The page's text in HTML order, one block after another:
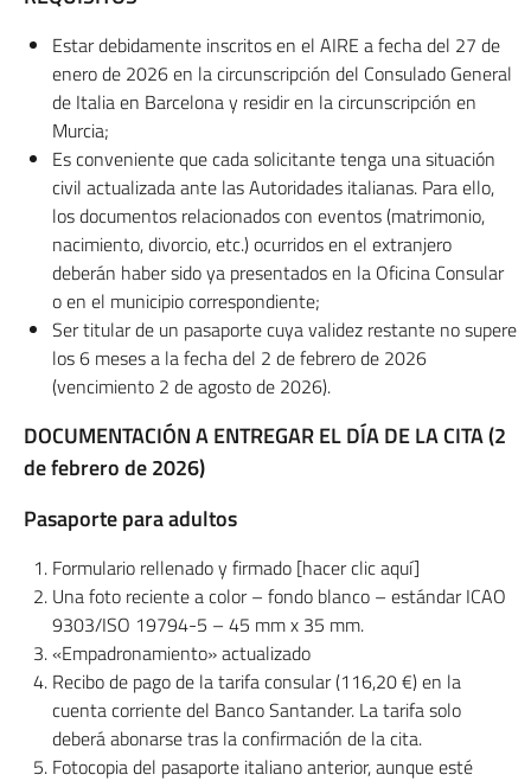
Estar debidamente inscritos en el AIRE a fecha del 27 de
enero de 2026 en la circunscripción del Consulado General
de Italia en Barcelona y residir en la circunscripción en
Murcia;
Es conveniente que cada solicitante tenga una situación
civil actualizada ante las Autoridades italianas. Para ello,
los documentos relacionados con eventos (matrimonio,
nacimiento, divorcio, etc.) ocurridos en el extranjero
deberán haber sido ya presentados en la Oficina Consular
o en el municipio correspondiente;
Ser titular de un pasaporte cuya validez restante no supere
los 6 meses a la fecha del 2 de febrero de 2026
(vencimiento 2 de agosto de 2026).
DOCUMENTACIÓN A ENTREGAR EL DÍA DE LA CITA (2
de febrero de 2026)
Pasaporte para adultos
Formulario rellenado y firmado [hacer clic aquí]
Una foto reciente a color – fondo blanco – estándar ICAO
9303/ISO 19794-5 – 45 mm x 35 mm.
«Empadronamiento» actualizado
Recibo de pago de la tarifa consular (116,20 €) en la
cuenta corriente del Banco Santander. La tarifa solo
deberá abonarse tras la confirmación de la cita.
Fotocopia del pasaporte italiano anterior, aunque esté